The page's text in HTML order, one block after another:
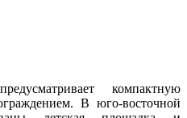
компактную
В юго-восточной